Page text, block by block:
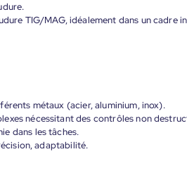
TIG/MAG, idéalement dans un cadre
métaux (acier, aluminium, inox).
nécessitant des contrôles non
dans les tâches.
adaptabilité.